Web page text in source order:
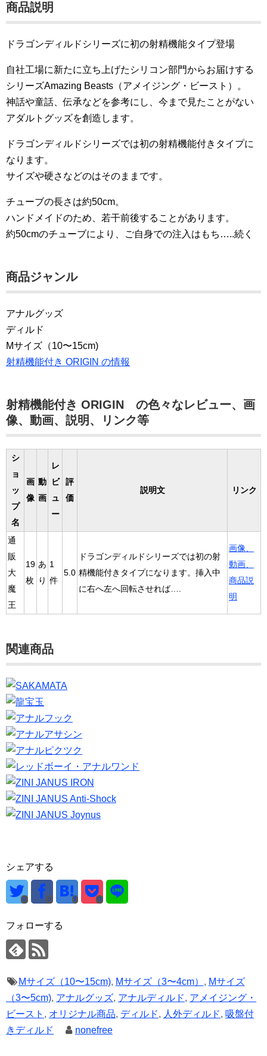
商品説明
ドラゴンディルドシリーズに初の射精機能タイプ登場
自社工場に新たに立ち上げたシリコン部門からお届けする
シリーズAmazing Beasts（アメイジング・ビースト）。
神話や童話、伝承などを参考にし、今まで見たことがない
アダルトグッズを創造します。
ドラゴンディルドシリーズでは初の射精機能付きタイプに
なります。
サイズや硬さなどのはそのままです。
チューブの長さは約50cm。
ハンドメイドのため、若干前後することがあります。
約50cmのチューブにより、ご自身での注入はもち…..続く
商品ジャンル
アナルグッズ
ディルド
Mサイズ（10〜15cm)
射精機能付き ORIGIN の情報
射精機能付き ORIGIN の色々なレビュー、画
像、動画、説明、リンク等
シ
ョ
ッ
プ
名
画
像
動
画
レ
ビ
ュ
ー
評
価
説明文 リンク
通
販
大
魔
王
19
枚
あ
り
1
件
5.0
ドラゴンディルドシリーズでは初の射
精機能付きタイプになります。挿入中
に右へ左へ回転させれば….
画像、
動画、
商品説
明
関連商品
シェアする
0 0 0
フォローする
Mサイズ（10〜15cm), Mサイズ（3〜4cm） , Mサイズ
（3〜5cm), アナルグッズ, アナルディルド, アメイジング・
ビースト , オリジナル商品, ディルド, 人外ディルド, 吸盤付
きディルド
nonefree